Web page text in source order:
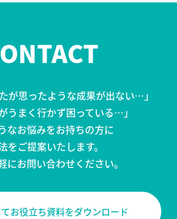
が思ったような成果が出ない…」
うまく行かず困っている…」
なお悩みをお持ちの方に
をご提案いたします。
にお問い合わせください。
お役立ち資料をダウンロード